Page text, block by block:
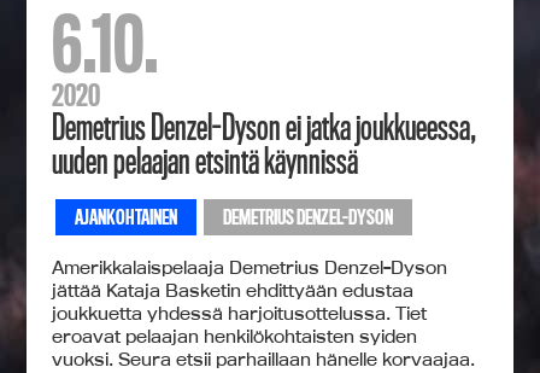
6.10.
2020
Demetrius Denzel-Dyson ei jatka joukkueessa,
uuden pelaajan etsintä käynnissä
AJANKOHTAINEN DEMETRIUS DENZEL-DYSON
Amerikkalaispelaaja Demetrius Denzel-Dyson
jättää Kataja Basketin ehdittyään edustaa
joukkuetta yhdessä harjoitusottelussa. Tiet
eroavat pelaajan henkilökohtaisten syiden
vuoksi. Seura etsii parhaillaan hänelle korvaajaa.